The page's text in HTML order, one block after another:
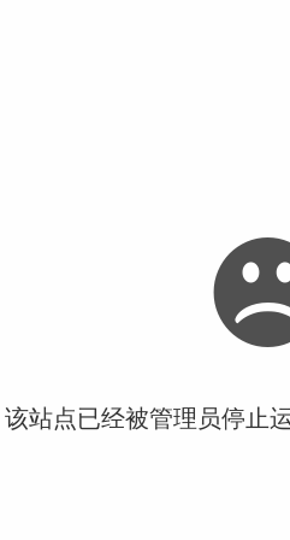
站点已经被管理员停止